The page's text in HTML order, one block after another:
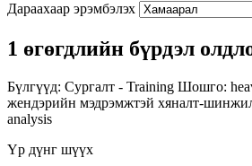
Дараахаар эрэмбэлэх
1 өгөгдлийн бүрдэл
Бүлгүүд: Сургалт - Training Шошго:
жендэрийн мэдрэмжтэй хяналт-
analysis
Үр дүнг шүүх